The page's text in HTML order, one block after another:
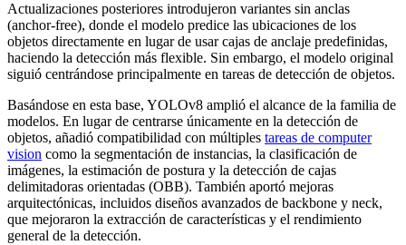
Actualizaciones posteriores introdujeron variantes sin anclas
(anchor-free), donde el modelo predice las ubicaciones de los
objetos directamente en lugar de usar cajas de anclaje predefinidas,
haciendo la detección más flexible. Sin embargo, el modelo original
siguió centrándose principalmente en tareas de detección de objetos.
Basándose en esta base, YOLOv8 amplió el alcance de la familia de
modelos. En lugar de centrarse únicamente en la detección de
objetos, añadió compatibilidad con múltiples tareas de computer
vision como la segmentación de instancias, la clasificación de
imágenes, la estimación de postura y la detección de cajas
delimitadoras orientadas (OBB). También aportó mejoras
arquitectónicas, incluidos diseños avanzados de backbone y neck,
que mejoraron la extracción de características y el rendimiento
general de la detección.